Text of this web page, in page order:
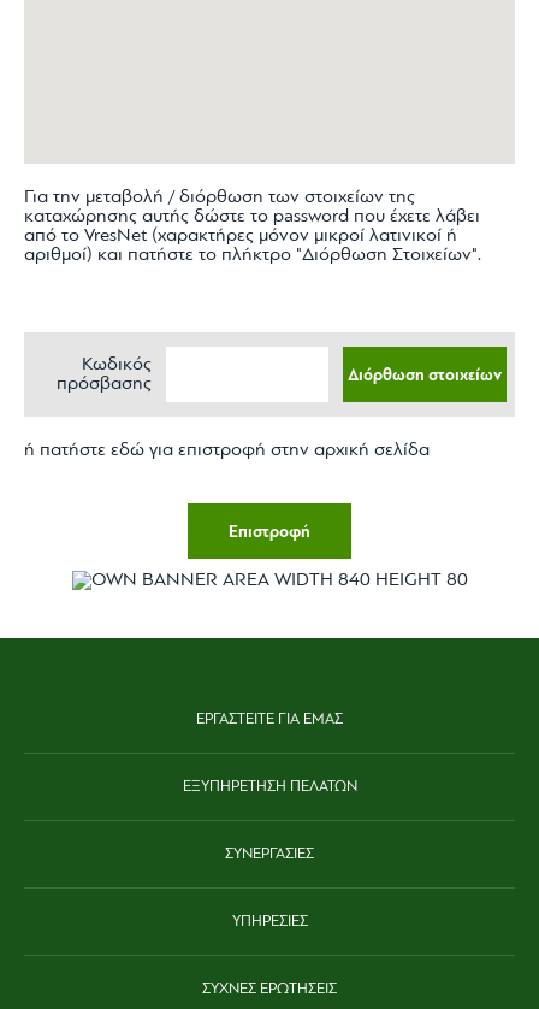
Για την μεταβολή / διόρθωση των στοιχείων της
καταχώρησης αυτής δώστε το password που έχετε λάβει
από το VresNet (χαρακτήρες μόνον μικροί λατινικοί ή
αριθμοί) και πατήστε το πλήκτρο "Διόρθωση Στοιχείων".
Κωδικός
πρόσβασης
ή πατήστε εδώ για επιστροφή στην αρχική σελίδα
ΕΡΓΑΣΤΕΙΤΕ ΓΙΑ ΕΜΑΣ
ΕΞΥΠΗΡΕΤΗΣΗ ΠΕΛΑΤΩΝ
ΣΥΝΕΡΓΑΣΙΕΣ
ΥΠΗΡΕΣΙΕΣ
ΣΥΧΝΕΣ ΕΡΩΤΗΣΕΙΣ